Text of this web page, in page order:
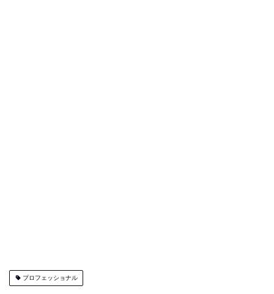
プロフェッショナル